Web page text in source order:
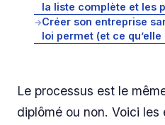
la liste complète et les
→Créer son entreprise
loi permet (et ce
Le processus est le
diplômé ou non. Voici